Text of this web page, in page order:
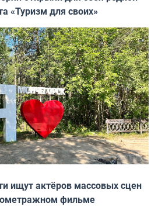
«Туризм для своих»
ищут актёров массовых сцен
фильме